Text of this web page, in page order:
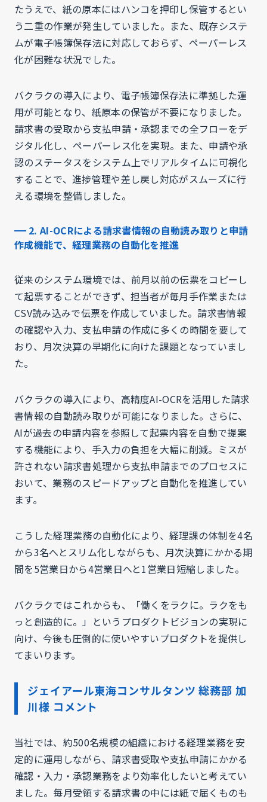
たうえで、紙の原本にはハンコを押印し保管するとい
う二重の作業が発生していました。また、既存システ
ムが電子帳簿保存法に対応しておらず、ペーパーレス
化が困難な状況でした。
バクラクの導入により、電子帳簿保存法に準拠した運
用が可能となり、紙原本の保管が不要になりました。
請求書の受取から支払申請・承認までの全フローをデ
ジタル化し、ペーパーレス化を実現。また、申請や承
認のステータスをシステム上でリアルタイムに可視化
することで、進捗管理や差し戻し対応がスムーズに行
える環境を整備しました。
2. AI-OCRによる請求書情報の自動読み取りと申請
作成機能で、経理業務の自動化を推進
従来のシステム環境では、前月以前の伝票をコピーし
て起票することができず、担当者が毎月手作業または
CSV読み込みで伝票を作成していました。請求書情報
の確認や入力、支払申請の作成に多くの時間を要して
おり、月次決算の早期化に向けた課題となっていまし
た。
バクラクの導入により、高精度AI-OCRを活用した請求
書情報の自動読み取りが可能になりました。さらに、
AIが過去の申請内容を参照して起票内容を自動で提案
する機能により、手入力の負担を大幅に削減。ミスが
許されない請求書処理から支払申請までのプロセスに
おいて、業務のスピードアップと自動化を推進してい
ます。
こうした経理業務の自動化により、経理課の体制を4名
から3名へとスリム化しながらも、月次決算にかかる期
間を5営業日から4営業日へと1営業日短縮しました。
バクラクではこれからも、「働くをラクに。ラクをも
っと創造的に。」というプロダクトビジョンの実現に
向け、今後も圧倒的に使いやすいプロダクトを提供し
てまいります。
ジェイアール東海コンサルタンツ 総務部 加
川様 コメント
当社では、約500名規模の組織における経理業務を安
定的に運用しながら、請求書受取や支払申請にかかる
確認・入力・承認業務をより効率化したいと考えてい
ました。毎月受領する請求書の中には紙で届くものも